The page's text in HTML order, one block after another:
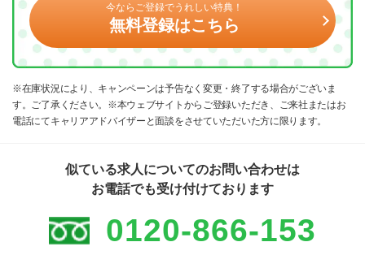
今ならご登録でうれしい特典！
無料登録はこちら
※在庫状況により、キャンペーンは予告なく変更・終了する場合がございま
す。ご了承ください。※本ウェブサイトからご登録いただき、ご来社またはお
電話にてキャリアアドバイザーと面談をさせていただいた方に限ります。
似ている求人についてのお問い合わせは
お電話でも受け付けております
0120-866-153